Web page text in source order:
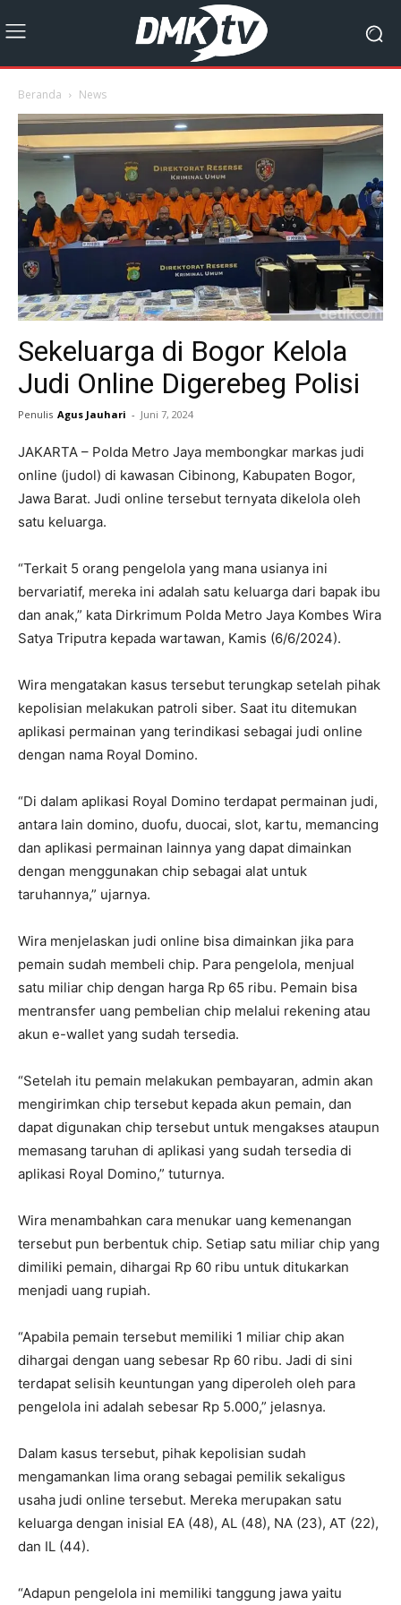
Beranda News
Sekeluarga di Bogor Kelola
Judi Online Digerebeg Polisi
Penulis Agus Jauhari - Juni 7, 2024
JAKARTA – Polda Metro Jaya membongkar markas judi
online (judol) di kawasan Cibinong, Kabupaten Bogor,
Jawa Barat. Judi online tersebut ternyata dikelola oleh
satu keluarga.
“Terkait 5 orang pengelola yang mana usianya ini
bervariatif, mereka ini adalah satu keluarga dari bapak ibu
dan anak,” kata Dirkrimum Polda Metro Jaya Kombes Wira
Satya Triputra kepada wartawan, Kamis (6/6/2024).
Wira mengatakan kasus tersebut terungkap setelah pihak
kepolisian melakukan patroli siber. Saat itu ditemukan
aplikasi permainan yang terindikasi sebagai judi online
dengan nama Royal Domino.
“Di dalam aplikasi Royal Domino terdapat permainan judi,
antara lain domino, duofu, duocai, slot, kartu, memancing
dan aplikasi permainan lainnya yang dapat dimainkan
dengan menggunakan chip sebagai alat untuk
taruhannya,” ujarnya.
Wira menjelaskan judi online bisa dimainkan jika para
pemain sudah membeli chip. Para pengelola, menjual
satu miliar chip dengan harga Rp 65 ribu. Pemain bisa
mentransfer uang pembelian chip melalui rekening atau
akun e-wallet yang sudah tersedia.
“Setelah itu pemain melakukan pembayaran, admin akan
mengirimkan chip tersebut kepada akun pemain, dan
dapat digunakan chip tersebut untuk mengakses ataupun
memasang taruhan di aplikasi yang sudah tersedia di
aplikasi Royal Domino,” tuturnya.
Wira menambahkan cara menukar uang kemenangan
tersebut pun berbentuk chip. Setiap satu miliar chip yang
dimiliki pemain, dihargai Rp 60 ribu untuk ditukarkan
menjadi uang rupiah.
“Apabila pemain tersebut memiliki 1 miliar chip akan
dihargai dengan uang sebesar Rp 60 ribu. Jadi di sini
terdapat selisih keuntungan yang diperoleh oleh para
pengelola ini adalah sebesar Rp 5.000,” jelasnya.
Dalam kasus tersebut, pihak kepolisian sudah
mengamankan lima orang sebagai pemilik sekaligus
usaha judi online tersebut. Mereka merupakan satu
keluarga dengan inisial EA (48), AL (48), NA (23), AT (22),
dan IL (44).
“Adapun pengelola ini memiliki tanggung jawa yaitu